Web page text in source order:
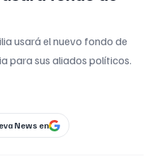
usará el nuevo fondo de
para sus aliados políticos.
News en